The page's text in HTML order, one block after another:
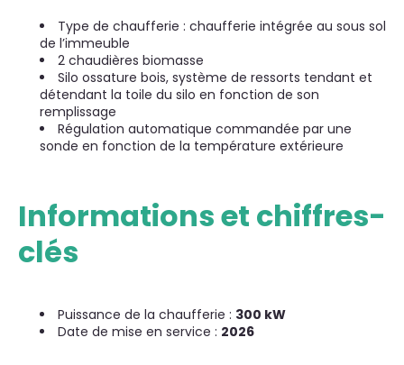
Type de chaufferie : chaufferie intégrée au sous sol
de l’immeuble
2 chaudières biomasse
Silo ossature bois, système de ressorts tendant et
détendant la toile du silo en fonction de son
remplissage
Régulation automatique commandée par une
sonde en fonction de la température extérieure
Informations et chiffres-
clés
Puissance de la chaufferie : 300 kW
Date de mise en service : 2026